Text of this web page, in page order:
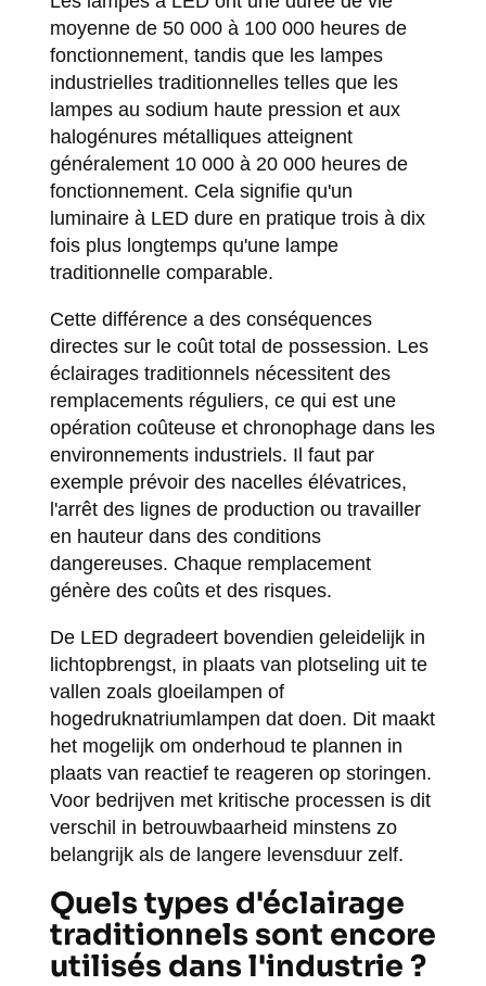
moyenne de 50 000 à 100 000 heures de
fonctionnement, tandis que les lampes
industrielles traditionnelles telles que les
lampes au sodium haute pression et aux
halogénures métalliques atteignent
généralement 10 000 à 20 000 heures de
fonctionnement. Cela signifie qu'un
luminaire à LED dure en pratique trois à dix
fois plus longtemps qu'une lampe
traditionnelle comparable.
Cette différence a des conséquences
directes sur le coût total de possession. Les
éclairages traditionnels nécessitent des
remplacements réguliers, ce qui est une
opération coûteuse et chronophage dans les
environnements industriels. Il faut par
exemple prévoir des nacelles élévatrices,
l'arrêt des lignes de production ou travailler
en hauteur dans des conditions
dangereuses. Chaque remplacement
génère des coûts et des risques.
De LED degradeert bovendien geleidelijk in
lichtopbrengst, in plaats van plotseling uit te
vallen zoals gloeilampen of
hogedruknatriumlampen dat doen. Dit maakt
het mogelijk om onderhoud te plannen in
plaats van reactief te reageren op storingen.
Voor bedrijven met kritische processen is dit
verschil in betrouwbaarheid minstens zo
belangrijk als de langere levensduur zelf.
Quels types d'éclairage
traditionnels sont encore
utilisés dans l'industrie ?